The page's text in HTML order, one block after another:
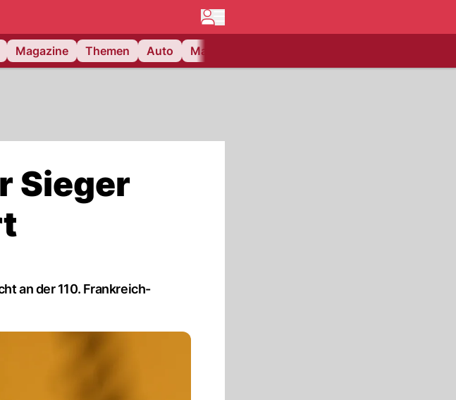
Magazine Themen Auto Matchcenter
Sieger
an der 110. Frankreich-